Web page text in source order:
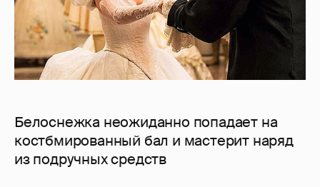
Белоснежка неожиданно попадает на
костбмированный бал и мастерит наряд
из подручных средств